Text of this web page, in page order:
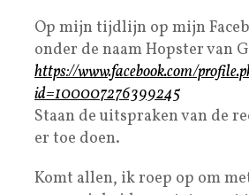
Op mijn tijdlijn op mijn
onder de naam Hopster van
https://www.facebook.com/
id=100007276399245
Staan de uitspraken van de
er toe doen.
Komt allen, ik roep op om